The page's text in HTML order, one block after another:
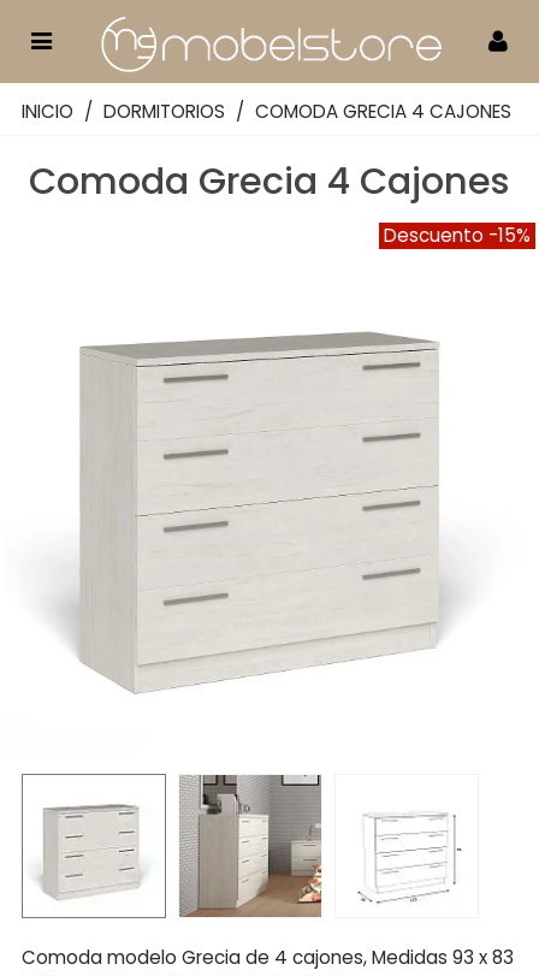
INICIO / DORMITORIOS / COMODA GRECIA 4 CAJONES
Comoda Grecia 4 Cajones
Descuento -15%
Comoda modelo Grecia de 4 cajones, Medidas 93 x 83